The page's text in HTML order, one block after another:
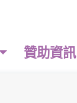
贊助資訊